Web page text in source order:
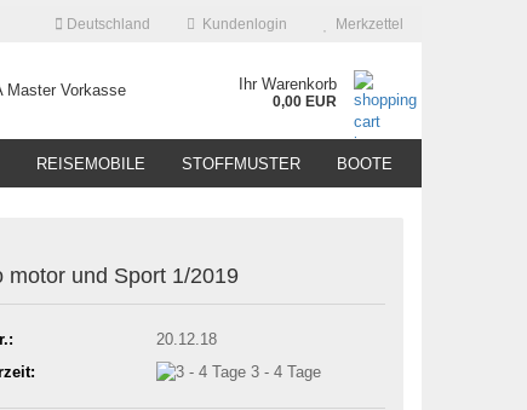
Deutschland Kundenlogin Merkzettel
Ihr Warenkorb
0,00 EUR
REISEMOBILE STOFFMUSTER BOOTE
motor und Sport 1/2019
20.12.18
3 - 4 Tage